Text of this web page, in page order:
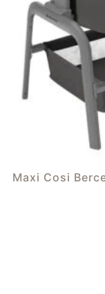
Maxi Cosi